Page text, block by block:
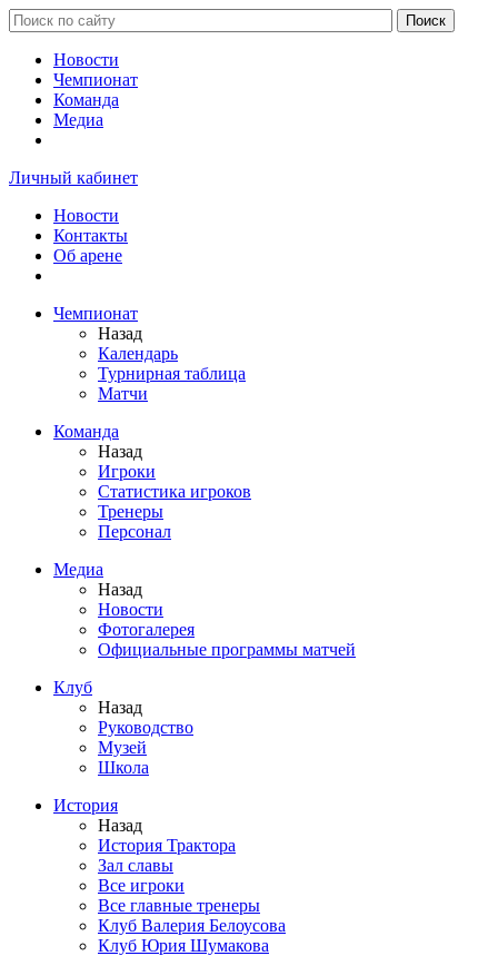
Новости
Чемпионат
Команда
Медиа
Личный кабинет
Новости
Контакты
Об арене
Чемпионат
Назад
Календарь
Турнирная таблица
Матчи
Команда
Назад
Игроки
Статистика игроков
Тренеры
Персонал
Медиа
Назад
Новости
Фотогалерея
Официальные программы матчей
Клуб
Назад
Руководство
Музей
Школа
История
Назад
История Трактора
Зал славы
Все игроки
Все главные тренеры
Клуб Валерия Белоусова
Клуб Юрия Шумакова